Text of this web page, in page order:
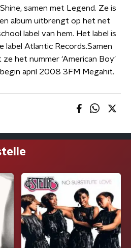
samen met Legend. Ze is
album uitbrengt op het net
label van hem. Het label is
Atlantic Records.Samen
het nummer 'American Boy'
april 2008 3FM Megahit.